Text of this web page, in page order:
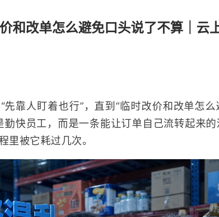
和改单怎么避免口头说了不算｜云
靠人盯着也行”，直到“临时改价和改单怎
勤快员工，而是一条能让订单自己流转起来
里被它耗过几次。